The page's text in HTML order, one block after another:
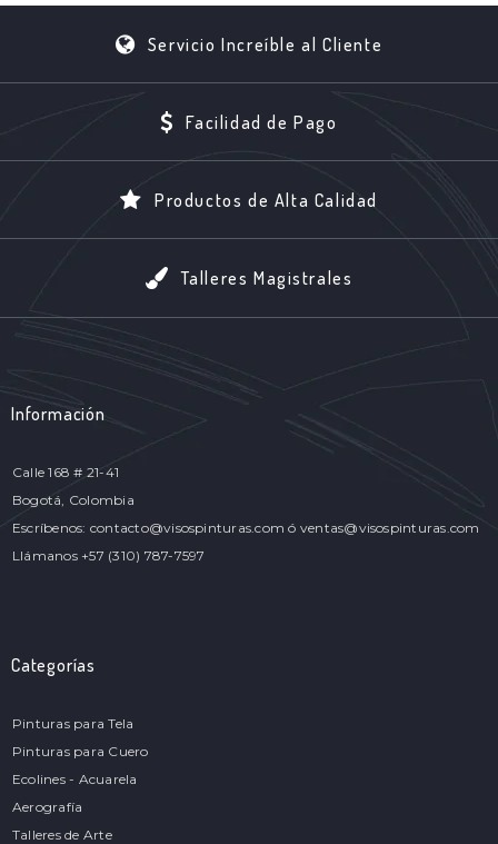
Servicio Increíble al Cliente
Facilidad de Pago
Productos de Alta Calidad
Talleres Magistrales
Información
Calle 168 # 21-41
Bogotá, Colombia
Escríbenos: contacto@visospinturas.com ó ventas@visospinturas.com
Llámanos +57 (310) 787-7597
Categorías
Pinturas para Tela
Pinturas para Cuero
Ecolines - Acuarela
Aerografía
Talleres de Arte